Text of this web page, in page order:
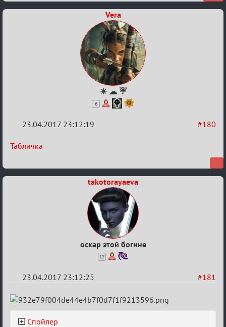
Vera
☀ ☁ ☔
6
#180
23.04.2017 23:12:19
Re:
F
Табличка
takotorayaeva
оскар этой богине
12
#181
23.04.2017 23:12:25
Re:
Hot
Спойлер